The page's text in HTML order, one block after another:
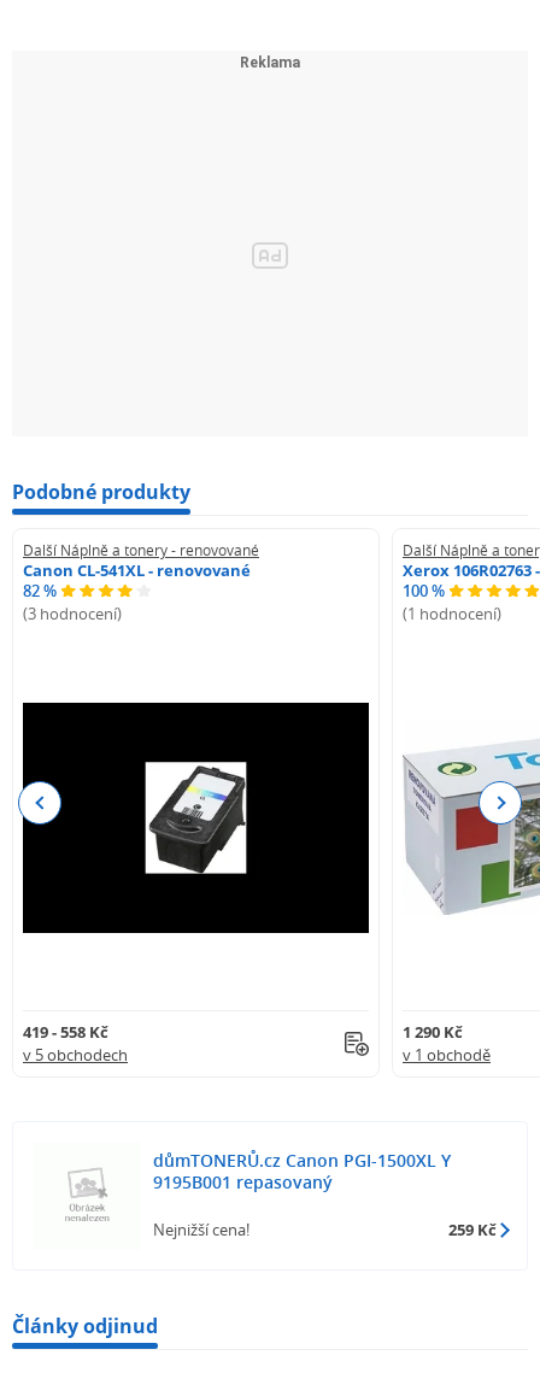
Podobné produkty
Další Náplně a tonery - renovované
Canon CL-541XL - renovované
82 %
(3 hodnocení)
419 - 558 Kč
v 5 obchodech
Další Náplně a
Xerox
100 %
(1 hodnocení)
1 290 Kč
v 1 obchodě
Previous Next
důmTONERŮ.cz Canon PGI-1500XL Y
9195B001 repasovaný
Nejnižší cena! 259 Kč
Články odjinud